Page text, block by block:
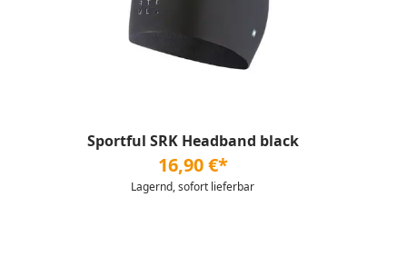
Sportful SRK Headband black
16,90 €*
Lagernd, sofort lieferbar